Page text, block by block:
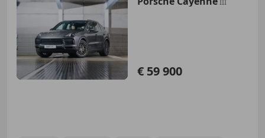
III
€ 59 900